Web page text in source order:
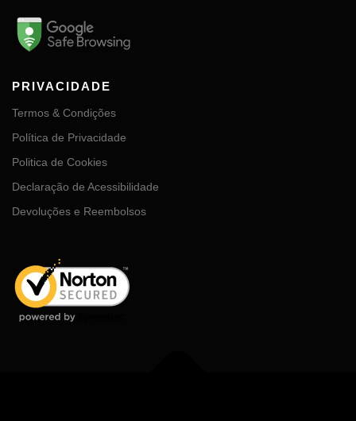
PRIVACIDADE
Termos & Condições
Política de Privacidade
Politica de Cookies
Declaração de Acessibilidade
Devoluções e Reembolsos